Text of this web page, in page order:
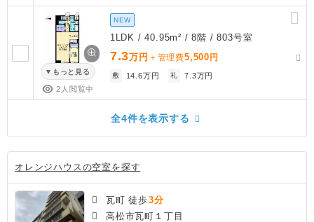
もっと見る
2人閲覧中
NEW
1LDK / 40.95m² / 8階 / 803号室
7.3万円 ＋管理費5,500 円
敷 14.6万円 礼 7.3万円
全4件を表示する
オレンジハウスの空室を探す
瓦町 徒歩3分
高松市瓦町１丁目